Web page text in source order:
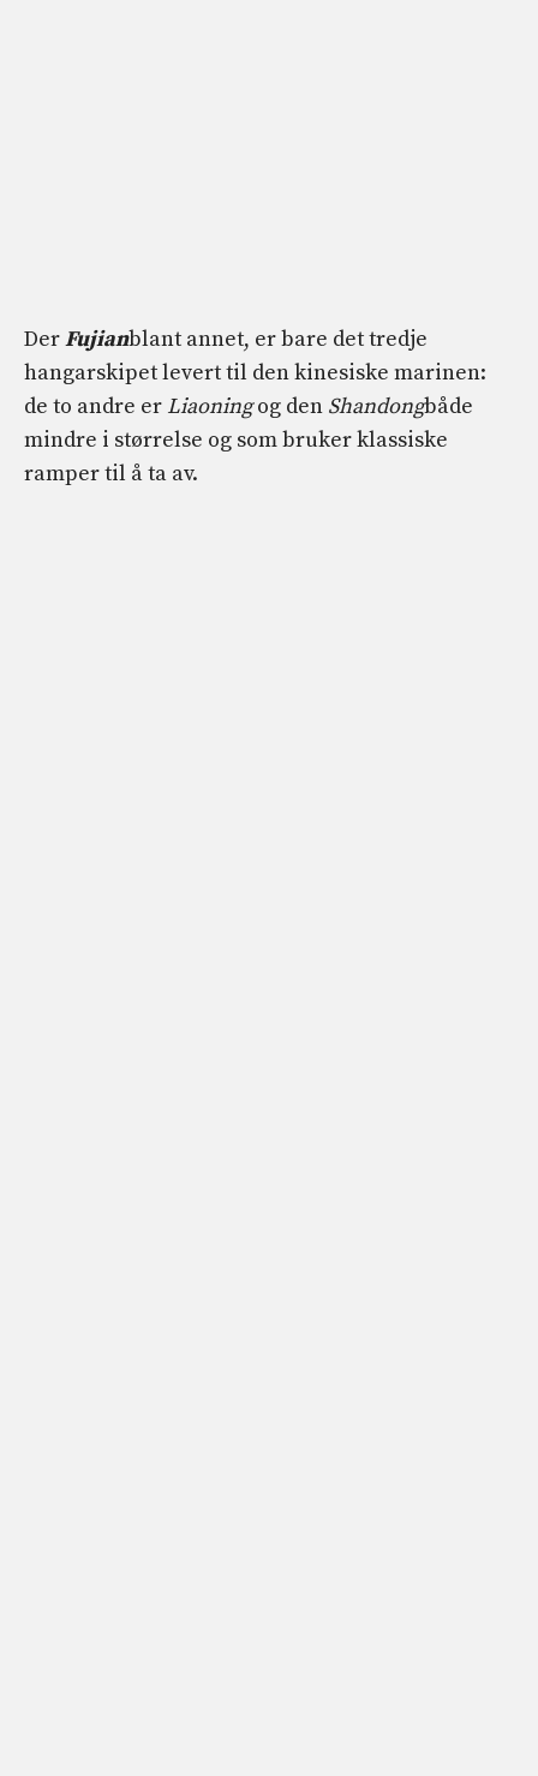
DerFujianblant annet, er bare det tredje
hangarskipet levert til den kinesiske marinen:
de to andre er Liaoningog den Shandongbåde
mindre i størrelse og som bruker klassiske
ramper til å ta av.